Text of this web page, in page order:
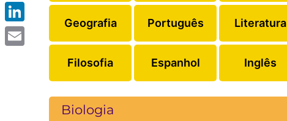
Geografia Português Literatura
Filosofia Espanhol Inglês
Biologia
WhatsApp
LinkedIn